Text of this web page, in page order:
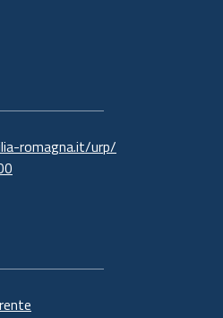
romagna.it/urp/